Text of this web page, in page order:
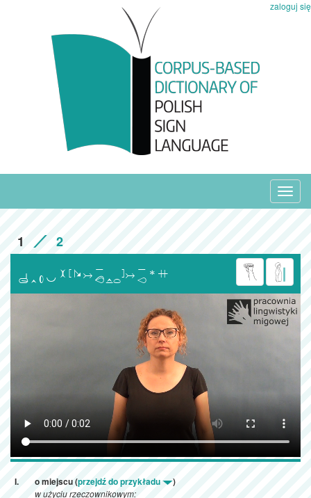
zaloguj się
1 2

o miejscu (przejdź do przykładu )
w użyciu rzeczownikowym: